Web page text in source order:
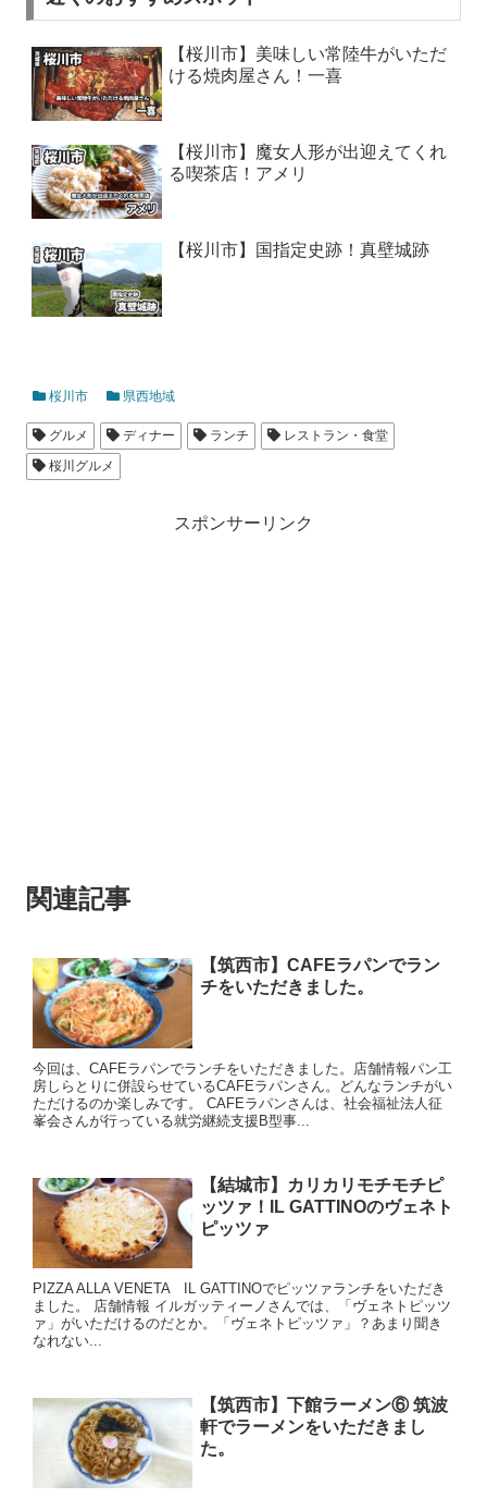
【桜川市】美味しい常陸牛がいただ
ける焼肉屋さん！一喜
【桜川市】魔女人形が出迎えてくれ
る喫茶店！アメリ
【桜川市】国指定史跡！真壁城跡
桜川市 県西地域
グルメ ディナー ランチ
レストラン・食堂
桜川グルメ
スポンサーリンク
関連記事
【筑西市】CAFEラパンでラン
チをいただきました。
今回は、CAFEラパンでランチをいただきました。店舗情報パン工
房しらとりに併設らせているCAFEラパンさん。どんなランチがい
ただけるのか楽しみです。 CAFEラパンさんは、社会福祉法人征
峯会さんが行っている就労継続支援B型事...
【結城市】カリカリモチモチピ
ッツァ！IL GATTINOのヴェネト
ピッツァ
PIZZA ALLA VENETA IL GATTINOでピッツァランチをいただき
ました。 店舗情報 イルガッティーノさんでは、「ヴェネトピッツ
ァ」がいただけるのだとか。「ヴェネトピッツァ」？あまり聞き
なれない...
【筑西市】下館ラーメン⑥ 筑波
軒でラーメンをいただきまし
た。